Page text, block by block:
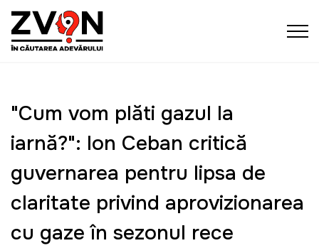
"Cum vom plăti gazul la
iarnă?": Ion Ceban critică
guvernarea pentru lipsa de
claritate privind aprovizionarea
cu gaze în sezonul rece